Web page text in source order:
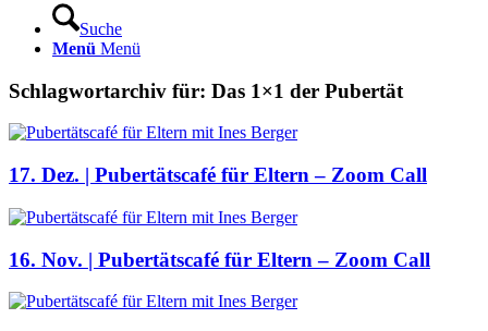
Suche
Menü Menü
Schlagwortarchiv für: Das 1×1 der Pubertät
17. Dez. | Pubertätscafé für Eltern – Zoom Call
16. Nov. | Pubertätscafé für Eltern – Zoom Call